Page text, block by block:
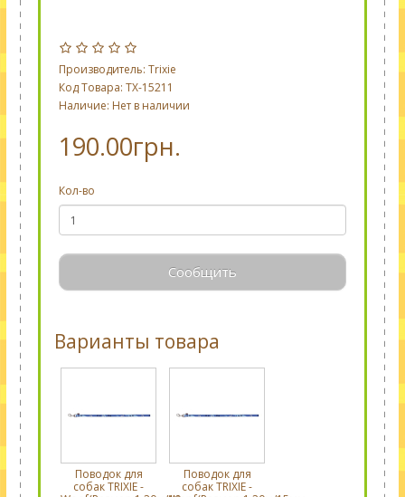
Производитель: Trixie
Код Товара: TX-15211
Наличие: Нет в наличии
190.00грн.
Кол-во
Сообщить
Варианты товара
Поводок для
собак TRIXIE -
Поводок для
собак TRIXIE -